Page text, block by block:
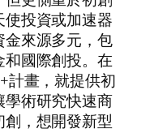
投資或加速器
來源多元，包
國際創投。在
計畫，就提供初
術研究快速商
，想開發新型